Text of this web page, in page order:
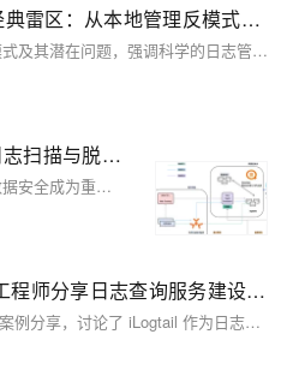
警惕日志采集失败的 6 大经典雷区：从本地管理反模式到 LoongCollector 标准实践
本文探讨了日志管理中的常见反模式及其潜在问题，强调科学的日志管理策略对系统可观测性的重要性。文中分析了6种反模式：copy truncate轮转导致的日志丢失或重复、NAS/OSS存储引发的采集不一致、多进程写入造成的日志混乱、创建文件空洞释放空间的风险、频繁覆盖写带来的数据完整性问题，以及使用vim编辑日志文件导致的重复采集。针对这些问题，文章提供了最佳实践建议，如使用create模式轮转日志、本地磁盘存储、单线程追加写入等方法，以降低日志采集风险，提升系统可靠性。最后总结指出，遵循这些实践可显著提高故障排查效率和系统性能。
云上数据安全保护：敏感日志扫描与脱敏实践详解
随着企业对云服务的广泛应用，数据安全成为重要课题。通过对云上数据进行敏感数据扫描和保护，可以有效提升企业或组织的数据安全。本文主要基于阿里云的数据安全中心数据识别功能进行深入实践探索。通过对商品购买日志的模拟，分析了如何使用阿里云的工具对日志数据进行识别、脱敏（3 种模式）处理和基于 StoreView 的查询脱敏方式，从而在保障数据安全的同时满足业务需求。通过这些实践，企业可以有效降低数据泄漏风险，提升数据治理能力和系统安全性。
iLogtail 开源两周年：UC 工程师分享日志查询服务建设实践案例
本文为 iLogtail 开源两周年的实践案例分享，讨论了 iLogtail 作为日志采集工具的优势，包括它在性能上超越 Filebeat 的能力，并通过一系列优化解决了在生产环境中替换 Filebeat 和 Logstash 时遇到的挑战。